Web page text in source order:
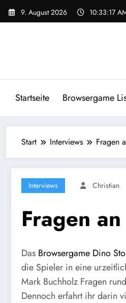
Zum
Inhalt
9. August 2026 10:33:18
Startseite Browsergame
Start Interviews Fragen
Interviews Christian
Fragen
Das Browsergame Dino
die Spieler in eine
Mark Buchholz Fragen
Dennoch erfahrt ihr darin